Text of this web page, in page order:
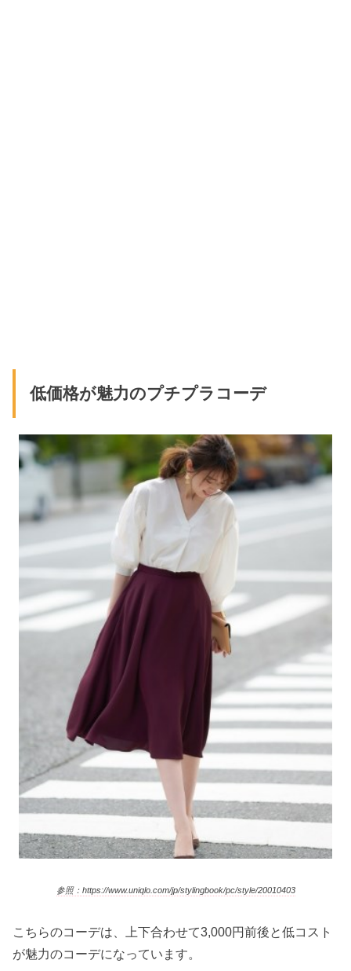
低価格が魅力のプチプラコーデ
参照：https://www.uniqlo.com/jp/stylingbook/pc/style/20010403
こちらのコーデは、上下合わせて3,000円前後と低コスト
が魅力のコーデになっています。